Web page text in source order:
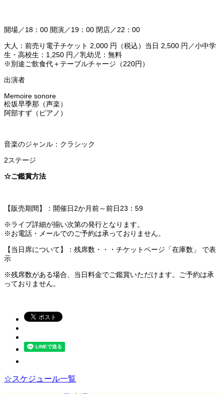
開場／18：00 開演／19：00 閉店／22：00
大人：前売り電子チケット 2,000 円（税込）当日 2,500 円／小中学
生・高校生：1,250 円／乳幼児：無料
※別途ご飲食代＋テーブルチャージ（220円）
出演者
Memoire sonore
松坂早季那（声楽）
阿部すず（ピアノ）
音楽のジャンル：クラシック
2ステージ
☆ご鑑賞方法
【販売期間】：開催日2か月前～前日23：59
※ライブ詳細が揃い次第の発行となります。
※お電話・メールでのご予約は承っておりません。
【当日席について】：残席数・・・チケットページ「在庫数」 で表
示
※残席数がある場合、当日料金でご鑑賞いただけます。ご予約は承
っておりません。
☆スケジュール一覧